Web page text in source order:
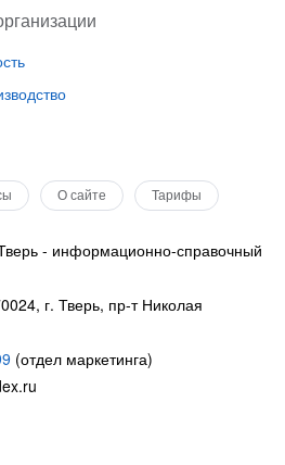
О сайте Тарифы
- информационно-справочный
г. Тверь, пр-т Николая
(отдел маркетинга)